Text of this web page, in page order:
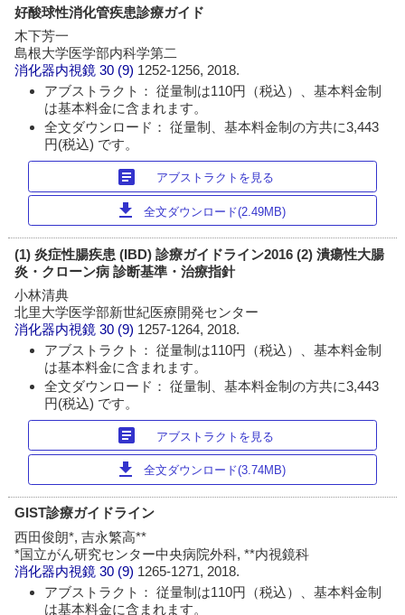
好酸球性消化管疾患診療ガイド
木下芳一
島根大学医学部内科学第二
消化器内視鏡 30 (9) 1252-1256, 2018.
アブストラクト： 従量制は110円（税込）、基本料金制
は基本料金に含まれます。
全文ダウンロード： 従量制、基本料金制の方共に3,443
円(税込) です。
article アブストラクトを見る
download 全文ダウンロード(2.49MB)
(1) 炎症性腸疾患 (IBD) 診療ガイドライン2016 (2) 潰瘍性大腸
炎・クローン病 診断基準・治療指針
小林清典
北里大学医学部新世紀医療開発センター
消化器内視鏡 30 (9) 1257-1264, 2018.
アブストラクト： 従量制は110円（税込）、基本料金制
は基本料金に含まれます。
全文ダウンロード： 従量制、基本料金制の方共に3,443
円(税込) です。
article アブストラクトを見る
download 全文ダウンロード(3.74MB)
GIST診療ガイドライン
西田俊朗*, 吉永繁高**
*国立がん研究センター中央病院外科, **内視鏡科
消化器内視鏡 30 (9) 1265-1271, 2018.
アブストラクト： 従量制は110円（税込）、基本料金制
は基本料金に含まれます。